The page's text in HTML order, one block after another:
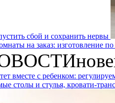
сбой и сохранить нервы
на заказ: изготовление по
столы и стулья, кровати-